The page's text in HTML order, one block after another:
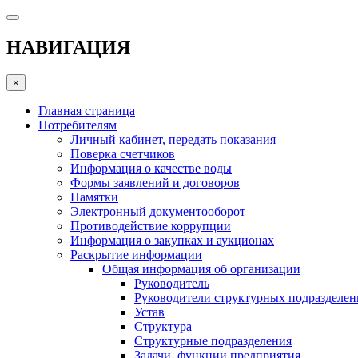
НАВИГАЦИЯ
×
Главная страница
Потребителям
Личный кабинет, передать показания
Поверка счетчиков
Информация о качестве воды
Формы заявлений и договоров
Памятки
Электронный документооборот
Противодействие коррупции
Информация о закупках и аукционах
Раскрытие информации
Общая информация об организации
Руководитель
Руководители структурных
Устав
Структура
Структурные подразделения
Задачи, функции предприятия